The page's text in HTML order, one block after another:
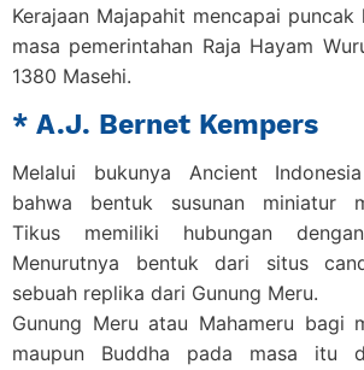
Kerajaan Majapahit mencapai puncak
masa pemerintahan Raja Hayam
1380 Masehi.
* A.J. Bernet Kempers
Melalui bukunya Ancient
bahwa bentuk susunan miniatur
Tikus memiliki hubungan
Menurutnya bentuk dari situs
sebuah replika dari Gunung Meru.
Gunung Meru atau Mahameru bagi
maupun Buddha pada masa itu